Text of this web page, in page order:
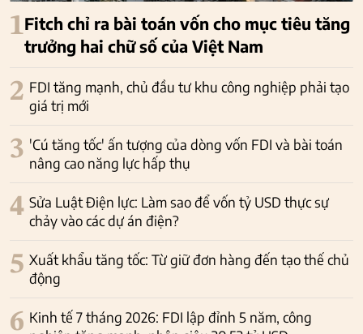
1Fitch chỉ ra bài toán vốn cho mục tiêu tăng
trưởng hai chữ số của Việt Nam
2 FDI tăng mạnh, chủ đầu tư khu công nghiệp phải tạo
giá trị mới
3 'Cú tăng tốc' ấn tượng của dòng vốn FDI và bài toán
nâng cao năng lực hấp thụ
4 Sửa Luật Điện lực: Làm sao để vốn tỷ USD thực sự
chảy vào các dự án điện?
5 Xuất khẩu tăng tốc: Từ giữ đơn hàng đến tạo thế chủ
động
6 Kinh tế 7 tháng 2026: FDI lập đỉnh 5 năm, công